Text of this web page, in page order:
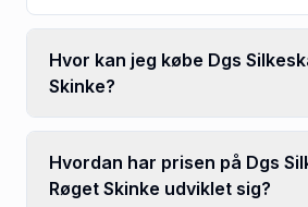
Hvor kan jeg købe Dgs
Skinke?
Hvordan har prisen på Dgs
Røget Skinke udviklet sig?